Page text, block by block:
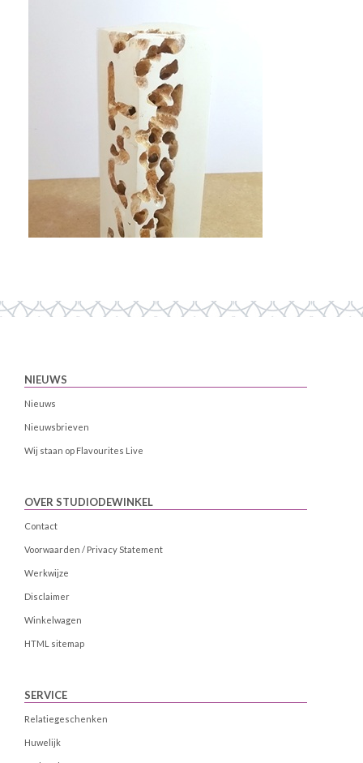
NIEUWS
Nieuws
Nieuwsbrieven
Wij staan op Flavourites Live
OVER STUDIODEWINKEL
Contact
Voorwaarden / Privacy Statement
Werkwijze
Disclaimer
Winkelwagen
HTML sitemap
SERVICE
Relatiegeschenken
Huwelijk